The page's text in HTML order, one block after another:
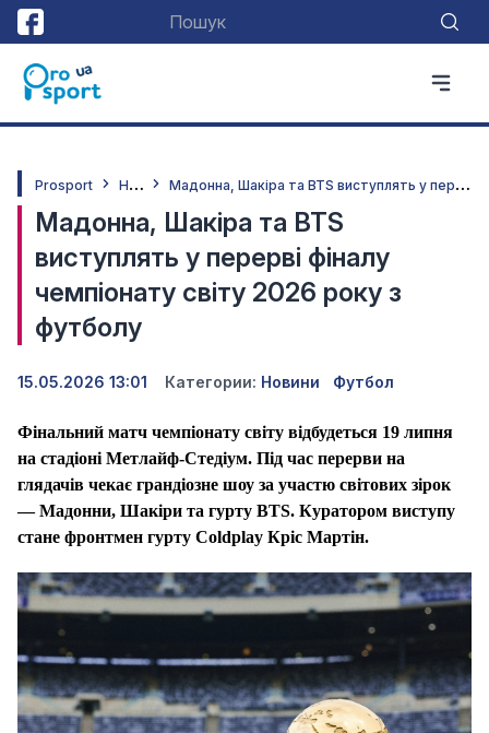
Prosport Н
овини М
адонна, Шакіра та BTS виступлять у перерві фіналу чемпіонату світу 2026 року з футболу
Мадонна, Шакіра та BTS
виступлять у перерві фіналу
чемпіонату світу 2026 року з
футболу
15.05.2026 13:01 Категории: Новини Футбол
Фінальний матч чемпіонату світу відбудеться 19 липня
на стадіоні Метлайф-Стедіум. Під час перерви на
глядачів чекає грандіозне шоу за участю світових зірок
— Мадонни, Шакіри та гурту BTS. Куратором виступу
стане фронтмен гурту Coldplay Кріс Мартін.